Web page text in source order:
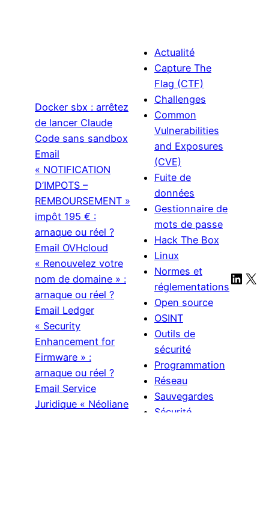
Docker sbx : arrêtez
de lancer Claude
Code sans sandbox
Email
« NOTIFICATION
D’IMPOTS –
REMBOURSEMENT »
impôt 195 € :
arnaque ou réel ?
Email OVHcloud
« Renouvelez votre
nom de domaine » :
arnaque ou réel ?
Email Ledger
« Security
Enhancement for
Firmware » :
arnaque ou réel ?
Email Service
Juridique « Néoliane
Actualité
Capture The
Flag (CTF)
Challenges
Common
Vulnerabilities
and Exposures
(CVE)
Fuite de
données
Gestionnaire de
mots de passe
Hack The Box
Linux
Normes et
réglementations
Open source
OSINT
Outils de
sécurité
Programmation
Réseau
Sauvegardes
Sécurité
X